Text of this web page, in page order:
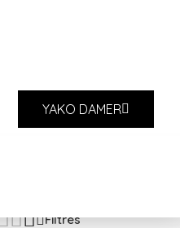
YAKO DAMER
Filtres